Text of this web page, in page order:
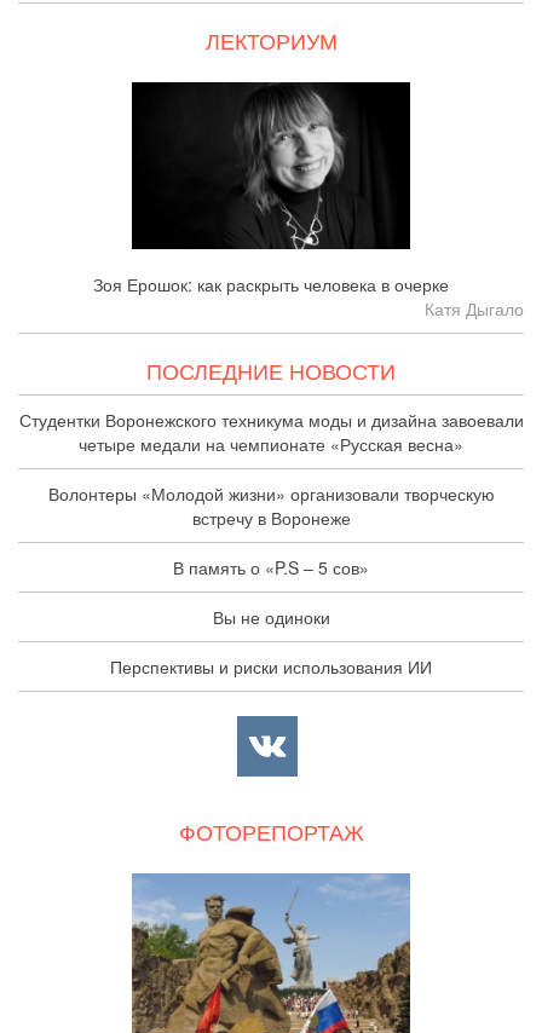
ЛЕКТОРИУМ
Зоя Ерошок: как раскрыть человека в очерке
Катя Дыгало
ПОСЛЕДНИЕ НОВОСТИ
Студентки Воронежского техникума моды и дизайна завоевали
четыре медали на чемпионате «Русская весна»
Волонтеры «Молодой жизни» организовали творческую
встречу в Воронеже
В память о «P.S – 5 сов»
Вы не одиноки
Перспективы и риски использования ИИ
ФОТОРЕПОРТАЖ